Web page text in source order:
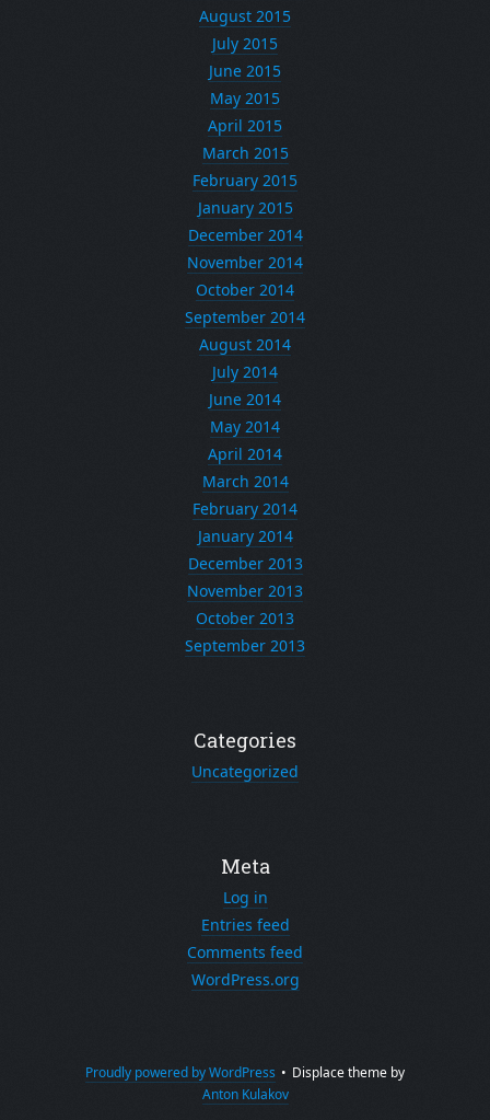
August 2015
July 2015
June 2015
May 2015
April 2015
March 2015
February 2015
January 2015
December 2014
November 2014
October 2014
September 2014
August 2014
July 2014
June 2014
May 2014
April 2014
March 2014
February 2014
January 2014
December 2013
November 2013
October 2013
September 2013
Categories
Uncategorized
Meta
Log in
Entries feed
Comments feed
WordPress.org
Proudly powered by WordPress • Displace theme by
Anton Kulakov